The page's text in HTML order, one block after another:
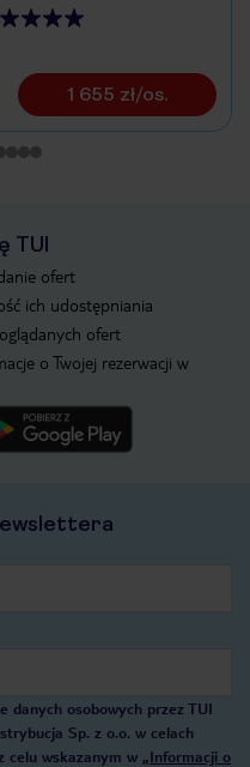
1 655 zł/os.
TUI
ofert
ich udostępniania
ofert
o Twojej rezerwacji w
danych osobowych przez TUI
Sp. z o.o. w celach
celu wskazanym w „Informacji o